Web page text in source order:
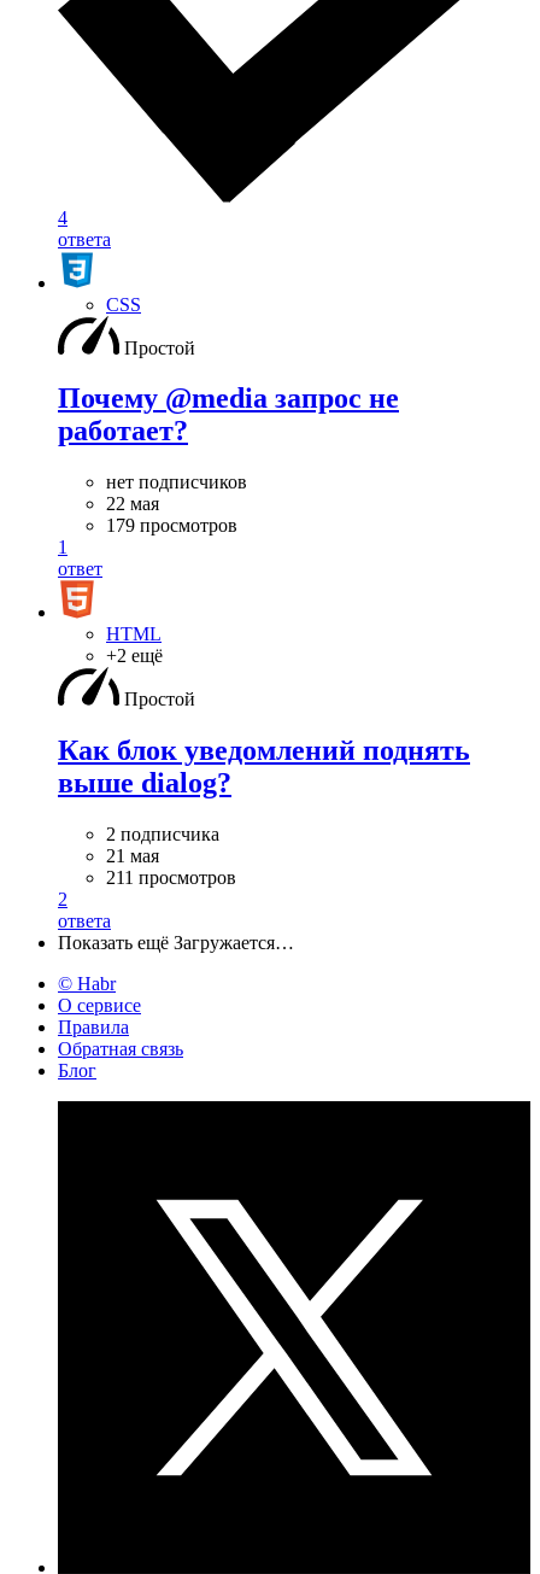
4
ответа
CSS
Простой
Почему @media запрос не
работает?
нет подписчиков
22 мая
179 просмотров
1
ответ
HTML
+2 ещё
Простой
Как блок уведомлений поднять
выше dialog?
2 подписчика
21 мая
211 просмотров
2
ответа
Показать ещё Загружается…
© Habr
О сервисе
Правила
Обратная связь
Блог